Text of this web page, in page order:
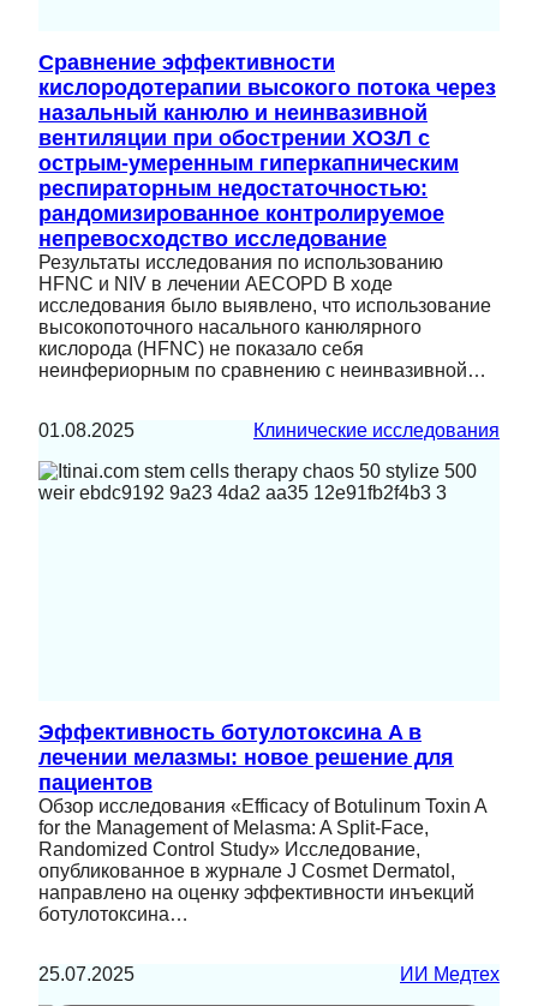
Сравнение эффективности
кислородотерапии высокого потока через
назальный канюлю и неинвазивной
вентиляции при обострении ХОЗЛ с
острым-умеренным гиперкапническим
респираторным недостаточностью:
рандомизированное контролируемое
непревосходство исследование
Результаты исследования по использованию
HFNC и NIV в лечении AECOPD В ходе
исследования было выявлено, что использование
высокопоточного насального канюлярного
кислорода (HFNC) не показало себя
неинфериорным по сравнению с неинвазивной…
01.08.2025 Клинические исследования
Эффективность ботулотоксина A в
лечении мелазмы: новое решение для
пациентов
Обзор исследования «Efficacy of Botulinum Toxin A
for the Management of Melasma: A Split-Face,
Randomized Control Study» Исследование,
опубликованное в журнале J Cosmet Dermatol,
направлено на оценку эффективности инъекций
ботулотоксина…
25.07.2025 ИИ Медтех